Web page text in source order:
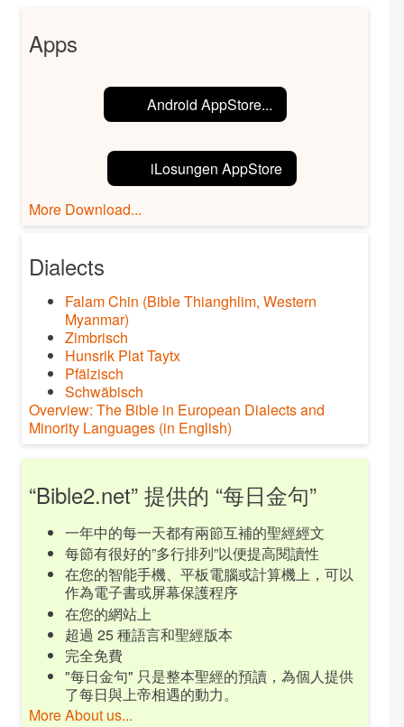
Apps
Android AppStore...
iLosungen AppStore
More Download...
Dialects
Falam Chin (Bible Thianghlim, Western
Myanmar)
Zimbrisch
Hunsrik Plat Taytx
Pfälzisch
Schwäbisch
Overview: The Bible in European Dialects and
Minority Languages (in English)
“Bible2.net” 提供的 “每日金句”
一年中的每一天都有兩節互補的聖經經文
每節有很好的”多行排列”以便提高閱讀性
在您的智能手機、平板電腦或計算機上，可以
作為電子書或屏幕保護程序
在您的網站上
超過 25 種語言和聖經版本
完全免費
"每日金句" 只是整本聖經的預讀，為個人提供
了每日與上帝相遇的動力。
More About us...